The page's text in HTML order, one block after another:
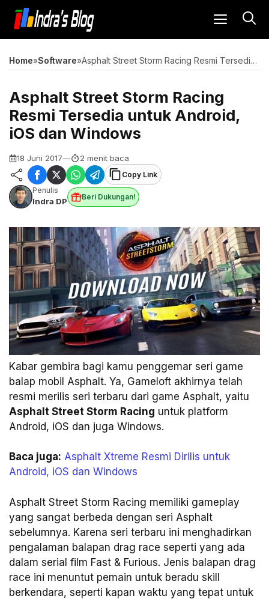
Langsung
isi
MENU
Home»Software» Asphalt Street Storm Racing Resmi Tersedia untuk Android, iOS dan Windows
Asphalt Street Storm Racing
Resmi Tersedia untuk Android,
iOS dan Windows
18 Juni 2017— 2 menit baca
Copy Link
Penulis
Indra DP Beri Dukungan!
Kabar gembira bagi kamu penggemar seri game
balap mobil Asphalt. Ya, Gameloft akhirnya telah
resmi merilis seri terbaru dari game Asphalt, yaitu
Asphalt Street Storm Racing untuk platform
Android, iOS dan juga Windows.
Baca juga: Asphalt Xtreme Resmi Dirilis untuk
Android, iOS dan Windows
Asphalt Street Storm Racing memiliki gameplay
yang sangat berbeda dengan seri Asphalt
sebelumnya. Karena seri terbaru ini menghadirkan
pengalaman balapan drag race seperti yang ada
dalam serial film Fast & Furious. Jenis balapan drag
race ini menuntut pemain untuk beradu skill
berkendara, seperti kapan waktu yang tepat untuk